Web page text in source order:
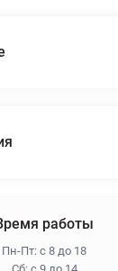
работы
Пн-Пт: с 8 до 18